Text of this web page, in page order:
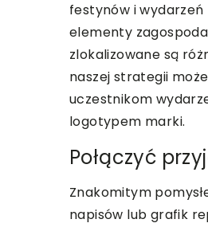
festynów i
elementy
zlokalizowane są
naszej strategii
uczestnikom
logotypem marki.
Połączyć
Znakomitym
napisów lub grafik